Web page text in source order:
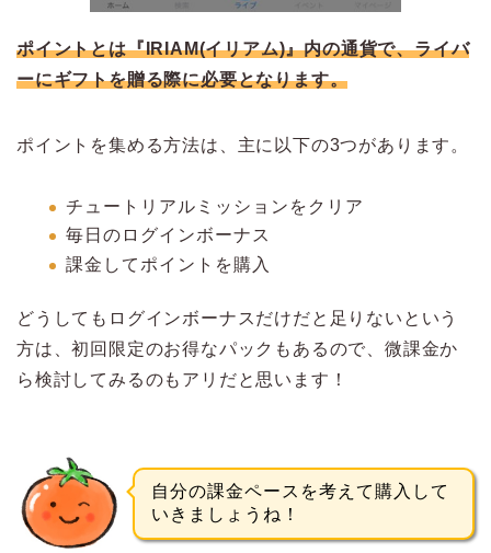
ポイントとは『IRIAM(イリアム)』内の通貨で、ライバ
ーにギフトを贈る際に必要となります。
ポイントを集める方法は、主に以下の3つがあります。
チュートリアルミッションをクリア
毎日のログインボーナス
課金してポイントを購入
どうしてもログインボーナスだけだと足りないという
方は、初回限定のお得なパックもあるので、微課金か
ら検討してみるのもアリだと思います！
自分の課金ペースを考えて購入して
いきましょうね！